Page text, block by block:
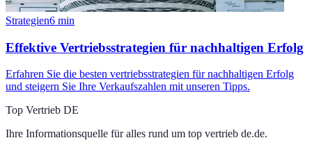
Strategien6 min
Effektive Vertriebsstrategien für nachhaltigen Erfolg
Erfahren Sie die besten vertriebsstrategien für nachhaltigen Erfolg
und steigern Sie Ihre Verkaufszahlen mit unseren Tipps.
Top Vertrieb DE
Ihre Informationsquelle für alles rund um top vertrieb de.de.